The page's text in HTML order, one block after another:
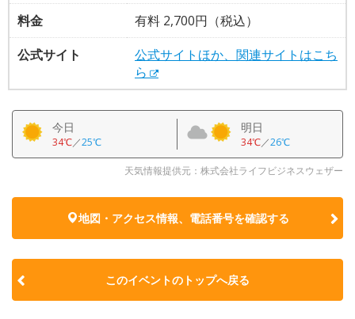
料金
有料 2,700円（税込）
公式サイト
公式サイトほか、関連サイトはこち
ら
今日
34℃／25℃
明日
34℃／26℃
天気情報提供元：株式会社ライフビジネスウェザー
地図・アクセス情報、電話番号を確認する
このイベントのトップへ戻る